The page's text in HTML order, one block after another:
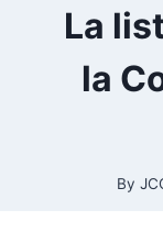
La
la
By